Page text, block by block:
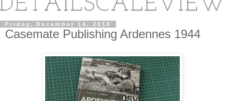
Friday, December 14, 2018
Casemate Publishing Ardennes 1944